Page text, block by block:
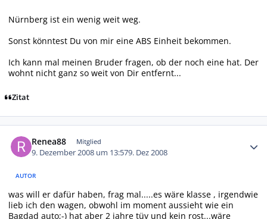
Nürnberg ist ein wenig weit weg.
Sonst könntest Du von mir eine ABS Einheit bekommen.
Ich kann mal meinen Bruder fragen, ob der noch eine hat. Der
wohnt nicht ganz so weit von Dir entfernt...
Zitat
Renea88 Mitglied
9. Dezember 2008 um 13:579. Dez 2008
AUTOR
was will er dafür haben, frag mal.....es wäre klasse , irgendwie
lieb ich den wagen, obwohl im moment aussieht wie ein
Bagdad auto;-) hat aber 2 jahre tüv und kein rost...wäre